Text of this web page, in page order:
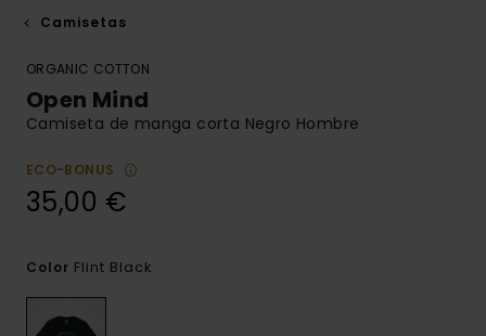
Camisetas
ORGANIC COTTON
Open Mind
Camiseta de manga corta Negro Hombre
ECO-BONUS
35,00 €
Color Flint Black